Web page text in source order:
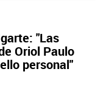
"Las
Oriol Paulo
personal"